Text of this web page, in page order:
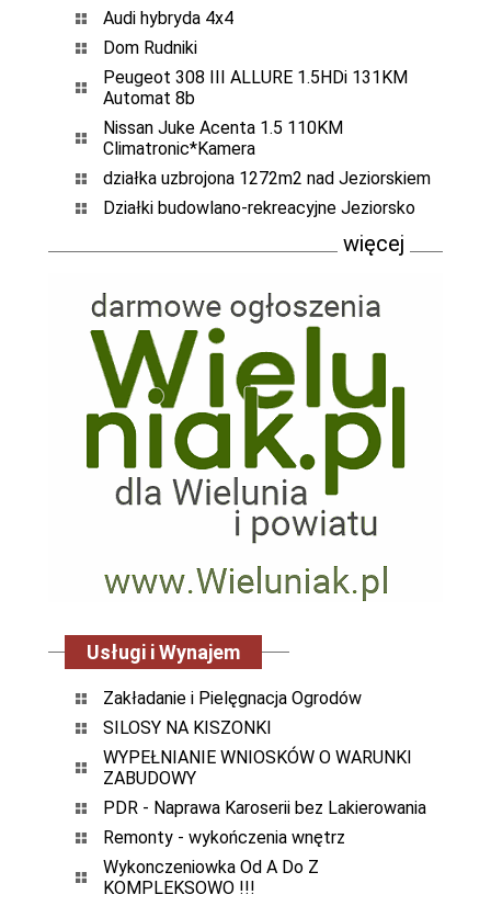
Audi hybryda 4x4
Dom Rudniki
Peugeot 308 III ALLURE 1.5HDi 131KM
Automat 8b
Nissan Juke Acenta 1.5 110KM
Climatronic*Kamera
działka uzbrojona 1272m2 nad Jeziorskiem
Działki budowlano-rekreacyjne Jeziorsko
więcej
Usługi i Wynajem
Zakładanie i Pielęgnacja Ogrodów
SILOSY NA KISZONKI
WYPEŁNIANIE WNIOSKÓW O WARUNKI
ZABUDOWY
PDR - Naprawa Karoserii bez Lakierowania
Remonty - wykończenia wnętrz
Wykonczeniowka Od A Do Z
KOMPLEKSOWO !!!